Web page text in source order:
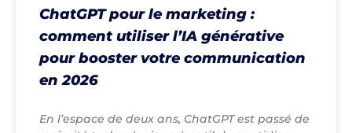
ChatGPT pour le marketing :
comment utiliser l’IA générative
pour booster votre communication
en 2026
En l’espace de deux ans, ChatGPT est passé de